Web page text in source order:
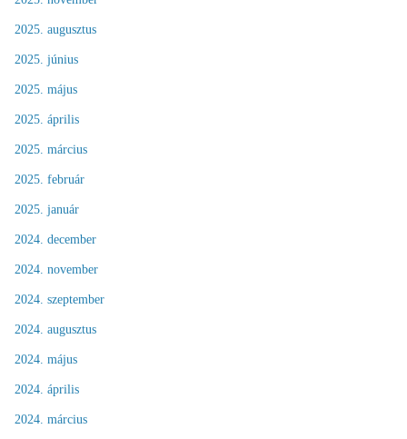
2025. augusztus
2025. június
2025. május
2025. április
2025. március
2025. február
2025. január
2024. december
2024. november
2024. szeptember
2024. augusztus
2024. május
2024. április
2024. március